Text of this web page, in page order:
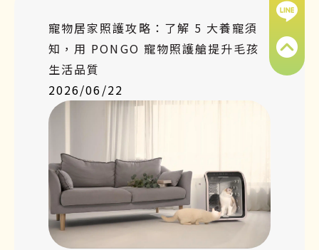
寵物居家照護攻略：了解 5 大養寵須
知，用 PONGO 寵物照護艙提升毛孩
生活品質
2026/06/22